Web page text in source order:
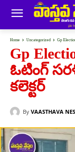
Home Uncategorized Gp
Gp
ఓటింగ్
కలెక్టర్
By VAASTHAVA